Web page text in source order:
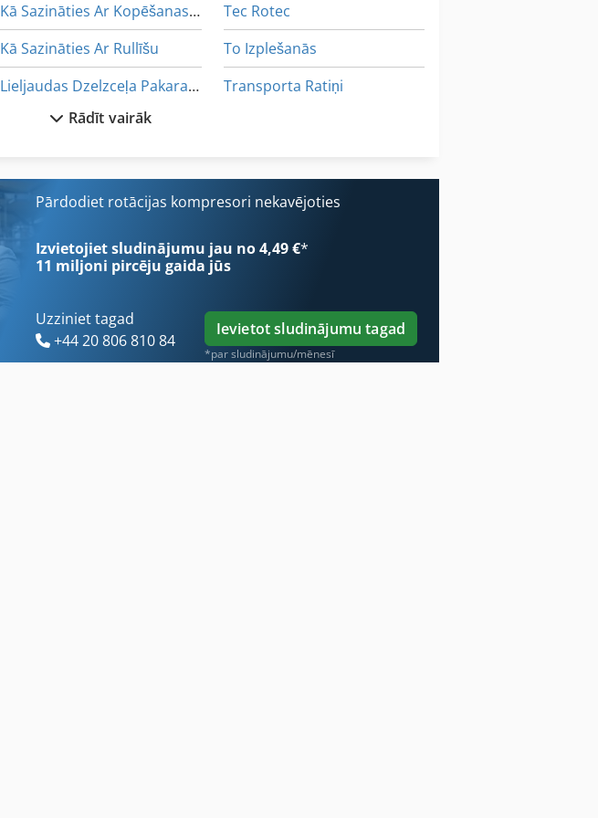
Kā Sazināties Ar Kopēšanas Rāmis
Kā Sazināties Ar Rullīšu
Lieljaudas Dzelzceļa Pakaramais Ar Rotācijas Tabulu
Meh 5 2 1 8 B
Ng 200
Tec Rotec
To Izplešanās
Transporta Ratiņi
Rādīt vairāk
Pārdodiet rotācijas kompresori nekavējoties
Izvietojiet sludinājumu jau no 4,49 €*
11 miljoni pircēju gaida jūs
Uzziniet tagad
+44 20 806 810 84
Ievietot sludinājumu tagad
*par sludinājumu/mēnesī